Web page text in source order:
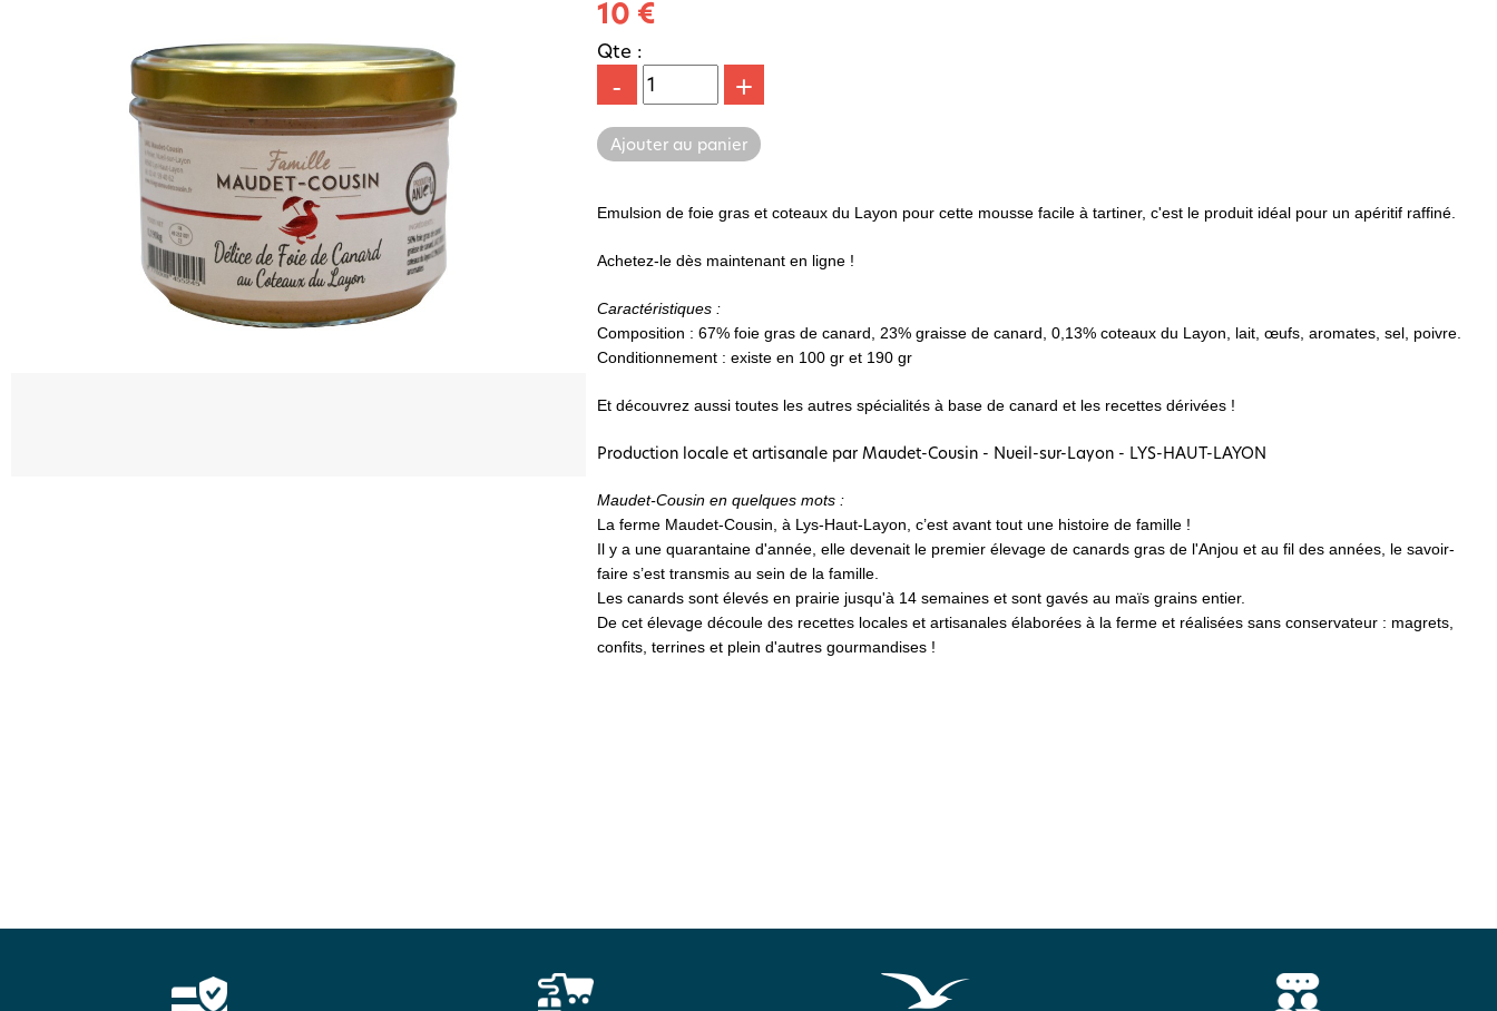
10 €
Qte :
- +
Emulsion de foie gras et coteaux du Layon pour cette mousse facile à tartiner, c'est le produit idéal pour un apéritif raffiné.
Achetez-le dès maintenant en ligne !
Caractéristiques:
Composition : 67% foie gras de canard, 23% graisse de canard, 0,13% coteaux du Layon, lait, œufs, aromates, sel, poivre.
Conditionnement : existe en 100 gr et 190 gr
Et découvrez aussi toutes les autres spécialités à base de canard et les recettes dérivées !
Production locale et artisanale par Maudet-Cousin - Nueil-sur-Layon - LYS-HAUT-LAYON
Maudet-Cousin en quelques mots :
La ferme Maudet-Cousin, à Lys-Haut-Layon, c’est avant tout une histoire de famille!
Il y a une quarantaine d'année, elle devenait le premier élevage de canards gras de l'Anjou et au fil des années, le savoir-
faire s’est transmis au sein de la famille.
Les canards sont élevés en prairie jusqu'à 14 semaines et sont gavés au maïs grains entier.
De cet élevage découle des recettes locales et artisanales élaborées à la ferme et réalisées sans conservateur : magrets,
confits, terrines et plein d'autres gourmandises !